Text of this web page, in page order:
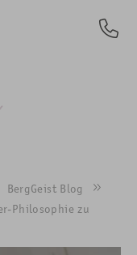
BergGeist Blog
Philosophie zu